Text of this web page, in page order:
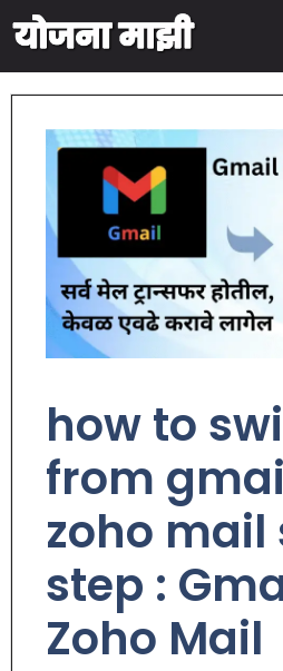
how to
from
zoho mail
step :
Zoho Mail